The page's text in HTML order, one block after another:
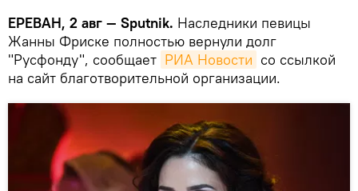
ЕРЕВАН, 2 авг — Sputnik. Наследники певицы
Жанны Фриске полностью вернули долг
"Русфонду", сообщает РИА Новости со ссылкой
на сайт благотворительной организации.